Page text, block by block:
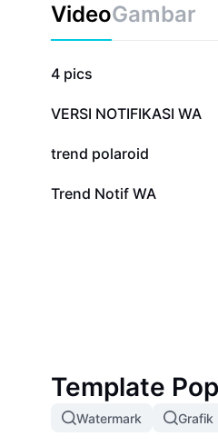
VideoGambar
361,5 rb
4 pics
38,4 rb
VERSI NOTIFIKASI WA
9,9 rb
trend polaroid
832
Trend Notif WA
Template
Watermark Grafik